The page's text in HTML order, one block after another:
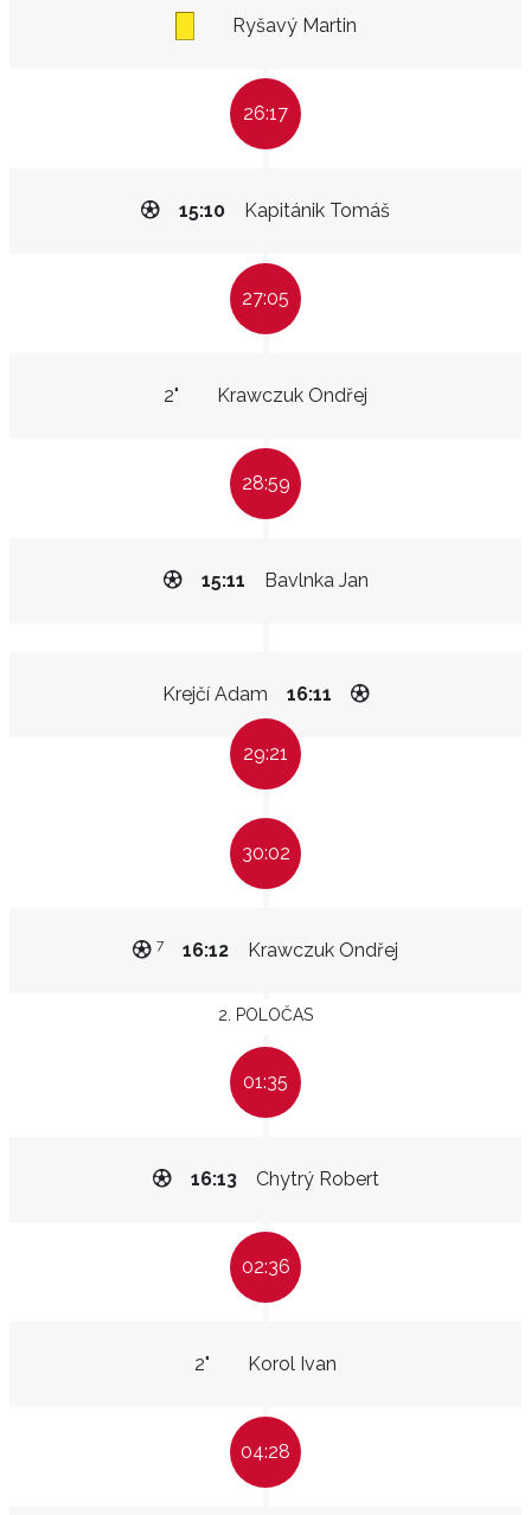
Ryšavý Martin
26:17
Kapitánik Tomáš
15:10
27:05
Krawczuk Ondřej
2"
28:59
Bavlnka Jan
15:11
Krejčí Adam 16:11
29:21
30:02
Krawczuk Ondřej
16:12
7
2. POLOČAS
01:35
Chytrý Robert
16:13
02:36
Korol Ivan
2"
04:28